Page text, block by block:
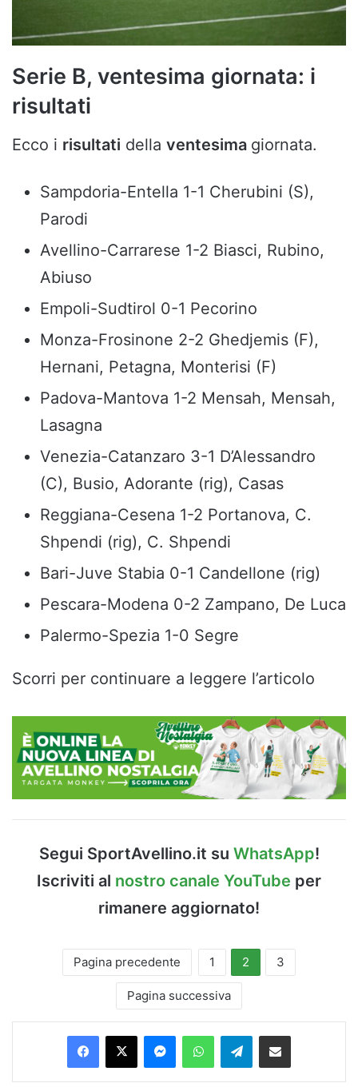
Serie B, ventesima giornata: i
risultati
Ecco i risultati della ventesima giornata.
Sampdoria-Entella 1-1 Cherubini (S),
Parodi
Avellino-Carrarese 1-2 Biasci, Rubino,
Abiuso
Empoli-Sudtirol 0-1 Pecorino
Monza-Frosinone 2-2 Ghedjemis (F),
Hernani, Petagna, Monterisi (F)
Padova-Mantova 1-2 Mensah, Mensah,
Lasagna
Venezia-Catanzaro 3-1 D’Alessandro
(C), Busio, Adorante (rig), Casas
Reggiana-Cesena 1-2 Portanova, C.
Shpendi (rig), C. Shpendi
Bari-Juve Stabia 0-1 Candellone (rig)
Pescara-Modena 0-2 Zampano, De Luca
Palermo-Spezia 1-0 Segre
Scorri per continuare a leggere l’articolo
Segui SportAvellino.it su WhatsApp!
Iscriviti al nostro canale YouTube per
rimanere aggiornato!
Pagina precedente 1 2 3
Pagina successiva
Facebook
X MessengerWhatsAppTelegramCondividi via Email